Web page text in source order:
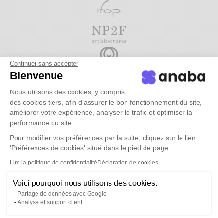
Continuer sans accepter
Bienvenue
Nous utilisons des cookies, y compris
des cookies tiers, afin d’assurer le bon fonctionnement du site,
améliorer votre expérience, analyser le trafic et optimiser la
performance du site.
Pour modifier vos préférences par la suite, cliquez sur le lien
'Préférences de cookies' situé dans le pied de page.
Lire la politique de confidentialité Déclaration de cookies
Voici pourquoi nous utilisons des cookies.
Partage de données avec Google
Analyse et support client
Demander une démo
La sécurité